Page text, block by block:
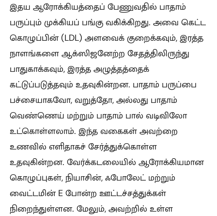
இதய ஆரோக்கியத்தைப் பேணுவதில் பாதாம்
பருப்பும் முக்கியப் பங்கு வகிக்கிறது. அவை கெட்ட
கொழுப்பின் (LDL) அளவைக் குறைக்கவும், இரத்த
நாளங்களை ஆக்ஸிஜனேற்ற சேதத்திலிருந்து
பாதுகாக்கவும், இரத்த அழுத்தத்தைக்
கட்டுப்படுத்தவும் உதவுகின்றன. பாதாம் பருப்பை
பச்சையாகவோ, வறுத்தோ, அல்லது பாதாம்
வெண்ணெய் மற்றும் பாதாம் பால் வடிவிலோ
உட்கொள்ளலாம். இந்த வகைகள் அவற்றை
உணவில் எளிதாகச் சேர்த்துக்கொள்ள
உதவுகின்றன. வேர்க்கடலையில் ஆரோக்கியமான
கொழுப்புகள், நியாசின், ஃபோலேட் மற்றும்
வைட்டமின் E போன்ற ஊட்டச்சத்துக்கள்
நிறைந்துள்ளன. மேலும், அவற்றில் உள்ள